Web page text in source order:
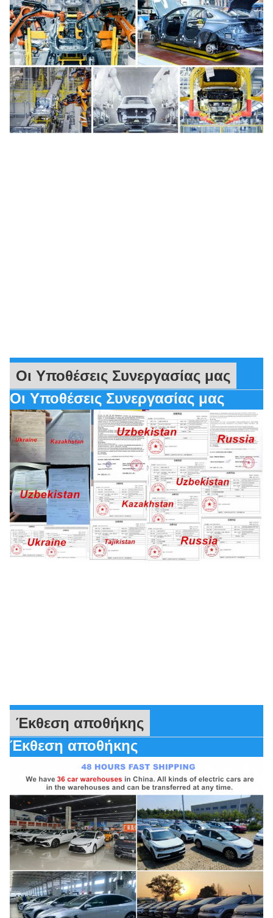
Οι Υποθέσεις Συνεργασίας μας
Οι Υποθέσεις Συνεργασίας μας
Έκθεση αποθήκης
Έκθεση αποθήκης